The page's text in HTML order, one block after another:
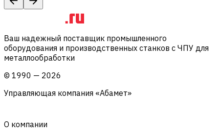
Ваш надежный поставщик промышленного
оборудования и производственных станков с ЧПУ для
металлообработки
© 1990 — 2026
Управляющая компания «Абамет»
О компании